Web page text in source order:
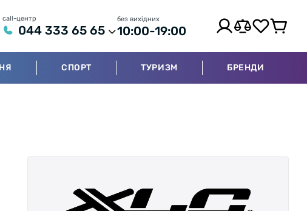
call-центр
044 333 65 65
без вихідних
10:00-19:00
СПОРТ ТУРИЗМ БРЕНДИ